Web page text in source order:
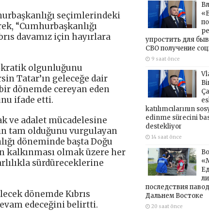
seçimlerindeki
“Cumhurbaşkanlığı
davamız için hayırlara
olgunluğunu
Tatar’ın geleceğe dair
dönemde cereyan eden
ifade etti.
ve adalet mücadelesine
tam olduğunu vurgulayan
döneminde başta Doğu
kalkınması olmak üzere her
sürdüreceklerine
dönemde Kıbrıs
edeceğini belirtti.
упростить для
СВО получение
9 saat önce
katılımcılarının
edinme sürecini
destekliyor
14 saat önce
последствия
Дальнем Востоке
20 saat önce